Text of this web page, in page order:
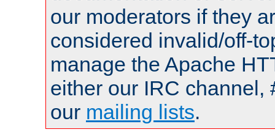
our moderators if they
considered invalid/off-
manage the Apache
either our IRC channel,
our mailing lists.